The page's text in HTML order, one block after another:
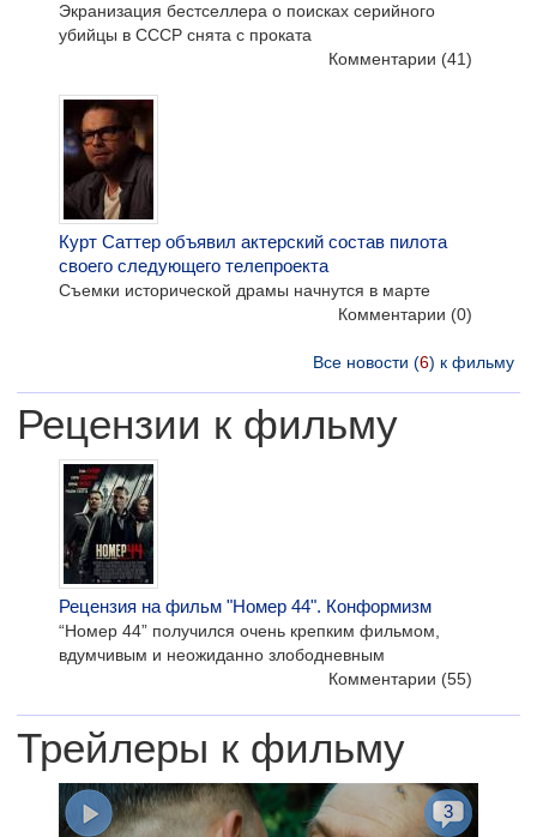
Экранизация бестселлера о поисках серийного
убийцы в СССР снята с проката
Комментарии (41)
Курт Саттер объявил актерский состав пилота
своего следующего телепроекта
Съемки исторической драмы начнутся в марте
Комментарии (0)
Все новости (6) к фильму
Рецензии к фильму
Рецензия на фильм "Номер 44". Конформизм
“Номер 44” получился очень крепким фильмом,
вдумчивым и неожиданно злободневным
Комментарии (55)
Трейлеры к фильму
3